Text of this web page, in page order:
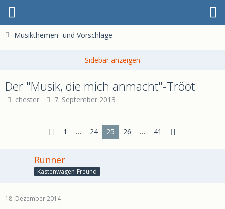
Musikthemen- und Vorschläge
Der "Musik, die mich anmacht"-Trööt
chester 7. September 2013
1 … 24 25 26 … 41
Runner
Kastenwagen-Freund
18. Dezember 2014